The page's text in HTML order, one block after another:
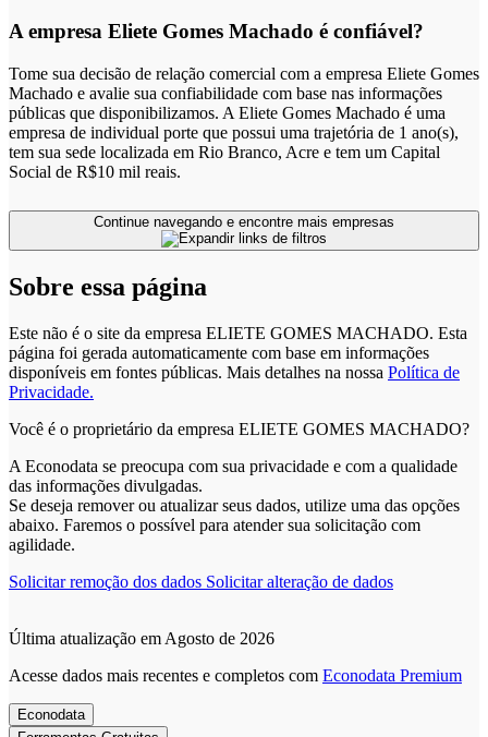
A empresa Eliete Gomes Machado é confiável?
Tome sua decisão de relação comercial com a empresa Eliete Gomes
Machado e avalie sua confiabilidade com base nas informações
públicas que disponibilizamos. A Eliete Gomes Machado é uma
empresa de individual porte que possui uma trajetória de 1 ano(s),
tem sua sede localizada em Rio Branco, Acre e tem um Capital
Social de R$10 mil reais.
Sobre essa página
Este não é o site da empresa ELIETE GOMES MACHADO. Esta
página foi gerada automaticamente com base em informações
disponíveis em fontes públicas. Mais detalhes na nossa Política de
Privacidade.
Você é o proprietário da empresa ELIETE GOMES MACHADO?
A Econodata se preocupa com sua privacidade e com a qualidade
das informações divulgadas.
Se deseja remover ou atualizar seus dados, utilize uma das opções
abaixo. Faremos o possível para atender sua solicitação com
agilidade.
Solicitar remoção dos dados Solicitar alteração de dados
Última atualização em Agosto de 2026
Acesse dados mais recentes e completos com Econodata Premium
Econodata